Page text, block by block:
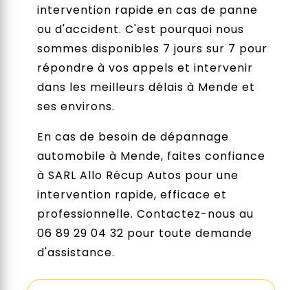
intervention rapide en cas de panne
ou d'accident. C'est pourquoi nous
sommes disponibles 7 jours sur 7 pour
répondre à vos appels et intervenir
dans les meilleurs délais à Mende et
ses environs.
En cas de besoin de dépannage
automobile à Mende, faites confiance
à SARL Allo Récup Autos pour une
intervention rapide, efficace et
professionnelle. Contactez-nous au
06 89 29 04 32 pour toute demande
d'assistance.